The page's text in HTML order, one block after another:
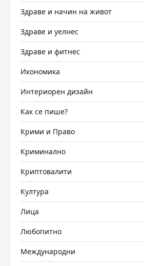
Здраве и начин на живот
Здраве и уелнес
Здраве и фитнес
Икономика
Интериорен дизайн
Как се пише?
Крими и Право
Криминално
Криптовалити
Култура
Лица
Любопитно
Международни